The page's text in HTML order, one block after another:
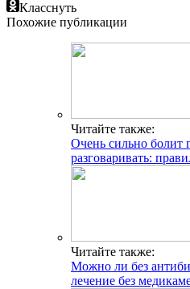
Класснуть
Похожие публикации
Читайте также:
Очень сильно болит
разговаривать:
Читайте также:
Можно ли без
лечение без